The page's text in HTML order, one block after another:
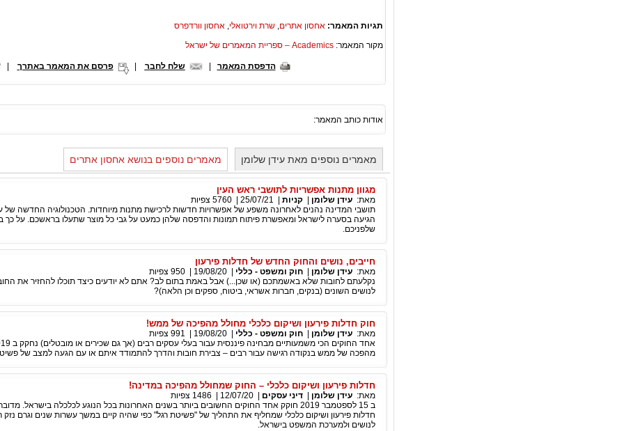
תגיות המאמר: אחסון אתרים, שרת וירטואלי, אחסון וורדפרס
מקור המאמר: Academics – ספריית המאמרים של ישראל
הדפסת המאמר שלח לחבר פרסם את המאמר באתרך |
אודות כותב המאמר:
מאמרים נוספים מאת עידן שלומן מאמרים נוספים בנושא אחסון אתרים
מגוון מתנות אפשריות לתושבי ראש העין
מאת: עידן שלומן קניות 25/07/21
5760 צפיות
תושבי המדינה נהנים לאחרונה משפע של אפשרויות חדשות לרכישת מתנות מיוחדות. הטכנולוגיה החדשה של
הגיעה בסערה לישראל ומאפשרת פיתוח תמונות והדפסה שלהן כמעט על גבי כל מוצר שתעלו בראשכם. על כך
שלפניכם.
חייבים, נושים והחוק החדש של חדלות פירעון
מאת: עידן שלומן חוק ומשפט - כללי 19/08/20
950 צפיות
נקלעתם לחובות שלא באשמתכם (או שכן...) אבל באמת בתום לב? אתם לא יודעים כיצד תוכלו להחזיר את
לנושים השונים (בנקים, חברות אשראי, ביטוח, ספקים וכן הלאה)?
חוק חדלות פירעון ושיקום כלכלי מחולל מהפיכה של ממש!
מאת: עידן שלומן חוק ומשפט - כללי 19/08/20
991 צפיות
מהפכה של ממש בנקודה רגישה עבור רבים – צבירת חובות והדרך להתמודד איתם או עם הגעה למצב של
חדלות פירעון ושיקום כלכלי – החוק שמחולל מהפיכה במדינה!
מאת: עידן שלומן דיני עסקים 12/07/20
1486 צפיות
ב 15 לספטמבר 2019 חוקק אחד החוקים החשובים ביותר בשנים האחרונות בכל הנוגע לכלכלה בישראל.
חדלות פירעון ושיקום כלכלי שמחליף את התהליך של "פשיטת רגל" כפי שהיה קיים במשך עשרות שנים וגרם נזק
לנושים ולמערכת המשפט בישראל.